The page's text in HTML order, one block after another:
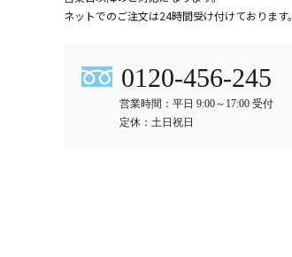
ネットでのご注文は24時間受け付けております。
0120-456-245
営業時間：平日 9:00～17:00 受付
定休：土日祝日